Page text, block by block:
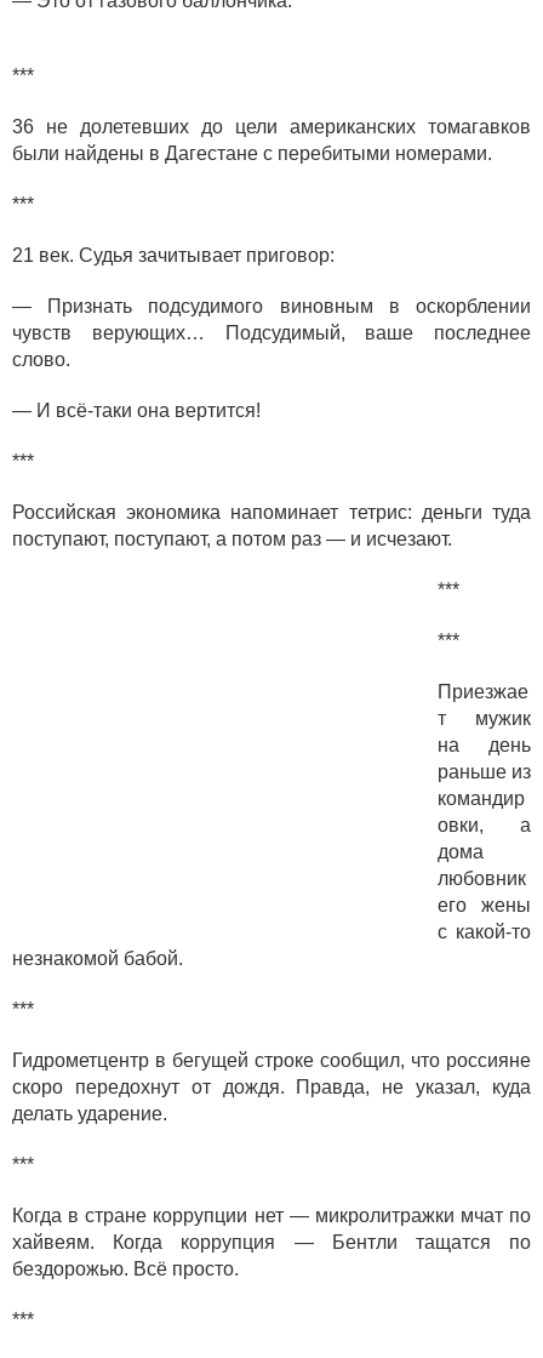
***
36 не долетевших до цели американских томагавков
были найдены в Дагестане с перебитыми номерами.
***
21 век. Судья зачитывает приговор:
— Признать подсудимого виновным в оскорблении
чувств верующих… Подсудимый, ваше последнее
слово.
— И всё-таки она вертится!
***
Российская экономика напоминает тетрис: деньги туда
поступают, поступают, а потом раз — и исчезают.
***
***
Приезжае
т мужик
на день
раньше из
командир
овки, а
дома
любовник
его жены
с какой-то
незнакомой бабой.
***
Гидрометцентр в бегущей строке сообщил, что россияне
скоро передохнут от дождя. Правда, не указал, куда
делать ударение.
***
Когда в стране коррупции нет — микролитражки мчат по
хайвеям. Когда коррупция — Бентли тащатся по
бездорожью. Всё просто.
***